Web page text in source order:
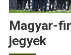
Magyar-
jegyek